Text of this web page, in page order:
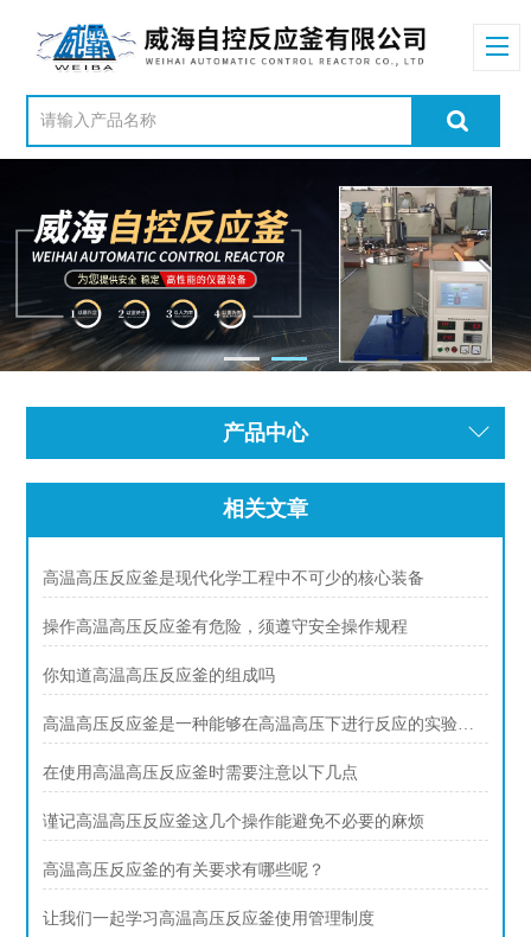
产品中心
相关文章
高温高压反应釜是现代化学工程中不可少的核心装备
操作高温高压反应釜有危险，须遵守安全操作规程
你知道高温高压反应釜的组成吗
高温高压反应釜是一种能够在高温高压下进行反应的实验设备
在使用高温高压反应釜时需要注意以下几点
谨记高温高压反应釜这几个操作能避免不必要的麻烦
高温高压反应釜的有关要求有哪些呢？
让我们一起学习高温高压反应釜使用管理制度